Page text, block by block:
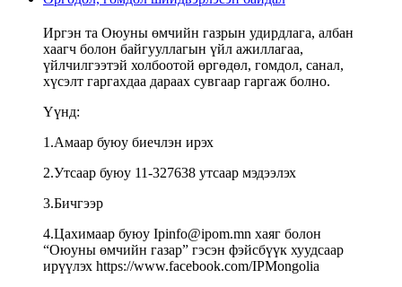
Иргэн та Оюуны өмчийн газрын удирдлага, албан
хаагч болон байгууллагын үйл ажиллагаа,
үйлчилгээтэй холбоотой өргөдөл, гомдол, санал,
хүсэлт гаргахдаа дараах сувгаар гаргаж болно.
Үүнд:
1.Амаар буюу биечлэн ирэх
2.Утсаар буюу 11-327638 утсаар мэдээлэх
3.Бичгээр
4.Цахимаар буюу Ipinfo@ipom.mn хаяг болон
“Оюуны өмчийн газар” гэсэн фэйсбүүк хуудсаар
ирүүлэх https://www.facebook.com/IPMongolia